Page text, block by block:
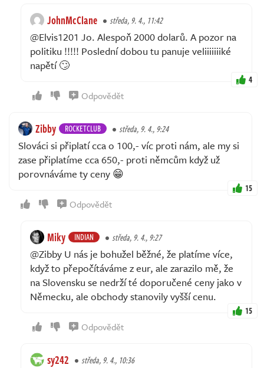
JohnMcClane středa, 9. 4., 11:42
@Elvis1201 Jo. Alespoň 2000 dolarů. A pozor na
politiku !!!!! Poslední dobou tu panuje veliiiiiiiké
napětí 🙄
4
Odpovědět
Zibby ROCKETCLUB středa, 9. 4., 9:24
Slováci si připlatí cca o 100,- víc proti nám, ale my si
zase připlatíme cca 650,- proti němcům když už
porovnáváme ty ceny 😁
15
Odpovědět
Miky INDIAN středa, 9. 4., 9:27
@Zibby U nás je bohužel běžné, že platíme více,
když to přepočítáváme z eur, ale zarazilo mě, že
na Slovensku se nedrží té doporučené ceny jako v
Německu, ale obchody stanovily vyšší cenu.
15
Odpovědět
sy242 středa, 9. 4., 10:36